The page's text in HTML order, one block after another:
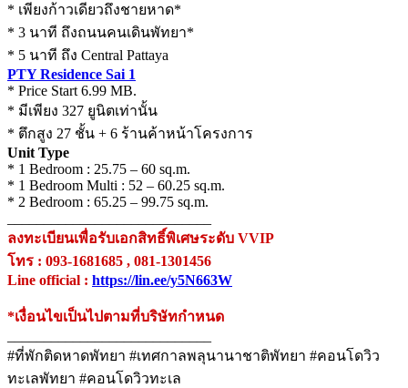
* เพียงก้าวเดียวถึงชายหาด*
* 3 นาที ถึงถนนคนเดินพัทยา*
* 5 นาที ถึง Central Pattaya
PTY Residence Sai 1
* Price Start 6.99 MB.
* มีเพียง 327 ยูนิตเท่านั้น
* ตึกสูง 27 ชั้น + 6 ร้านค้าหน้าโครงการ
Unit Type
* 1 Bedroom : 25.75 – 60 sq.m.
* 1 Bedroom Multi : 52 – 60.25 sq.m.
* 2 Bedroom : 65.25 – 99.75 sq.m.
ลงทะเบียนเพื่อรับเอกสิทธิ์พิเศษระดับ VVIP
โทร : 093-1681685 , 081-1301456
Line official : https://lin.ee/y5N663W
*เงื่อนไขเป็นไปตามที่บริษัทกำหนด
#ที่พักติดหาดพัทยา #เทศกาลพลุนานาชาติพัทยา #คอนโดวิว
ทะเลพัทยา #คอนโดวิวทะเล